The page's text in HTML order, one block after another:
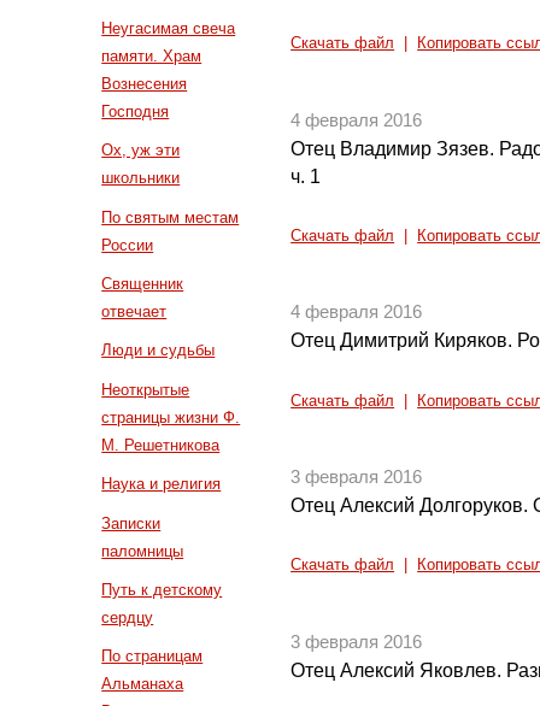
Неугасимая свеча
памяти. Храм
Вознесения
Господня
Ох, уж эти
школьники
По святым местам
России
Священник
отвечает
Люди и судьбы
Неоткрытые
страницы жизни Ф.
М. Решетникова
Наука и религия
Записки
паломницы
Путь к детскому
сердцу
По страницам
Альманаха
Скачать файл Копировать
4 февраля 2016
Отец Владимир Зязев.
ч. 1
Скачать файл Копировать
4 февраля 2016
Отец Димитрий Киряков.
Скачать файл Копировать
3 февраля 2016
Отец Алексий Долгоруков.
Скачать файл Копировать
3 февраля 2016
Отец Алексий Яковлев.